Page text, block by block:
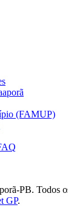
(FAMUP)
PB. Todos
GP.